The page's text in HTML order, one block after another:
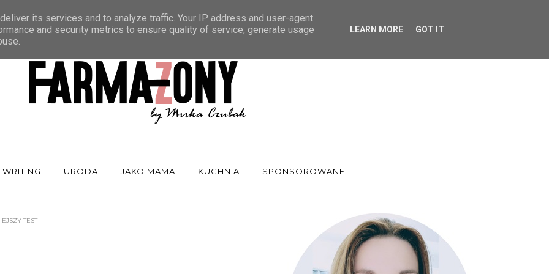
URODA JAKO MAMA KUCHNIA SPONSOROWANE
TEST
its services and to analyze traffic. Your IP address and user-agent
and security metrics to ensure quality of service, generate usage
LEARN MORE GOT IT